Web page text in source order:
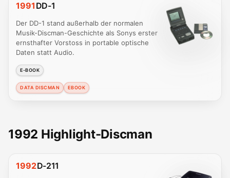
1991 DD-1
Der DD-1 stand außerhalb der normalen
Musik-Discman-Geschichte als Sonys erster
ernsthafter Vorstoss in portable optische
Daten statt Audio.
E-BOOK
DATA DISCMAN EBOOK
1992 Highlight-Discman
1992D-211